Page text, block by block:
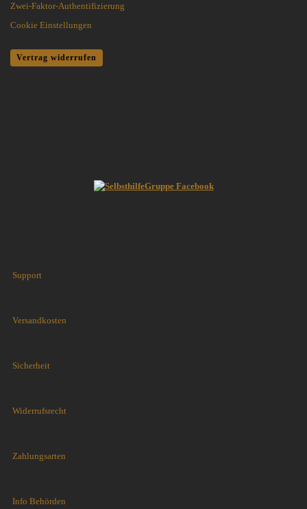
Zwei-Faktor-Authentifizierung
Cookie Einstellungen
Vertrag widerrufen
Support
Versandkosten
Sicherheit
Widerrufsrecht
Zahlungsarten
Info Behörden